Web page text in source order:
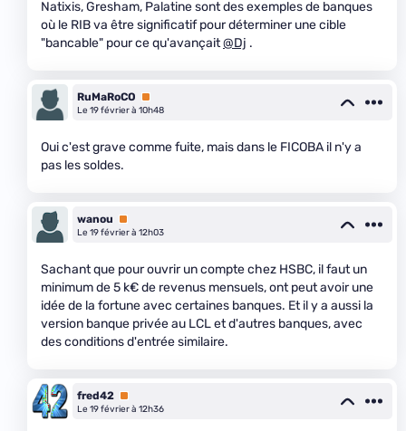
Natixis, Gresham, Palatine sont des exemples de banques
où le RIB va être significatif pour déterminer une cible
"bancable" pour ce qu'avançait@Dj .
RuMaRoCO
Premium
Le 19 février à 10h48
Oui c'est grave comme fuite, mais dans le FICOBA il n'y a
pas les soldes.
wanou
Premium
Le 19 février à 12h03
Sachant que pour ouvrir un compte chez HSBC, il faut un
minimum de 5 k€ de revenus mensuels, ont peut avoir une
idée de la fortune avec certaines banques. Et il y a aussi la
version banque privée au LCL et d'autres banques, avec
des conditions d'entrée similaire.
fred42 Premium
Le 19 février à 12h36